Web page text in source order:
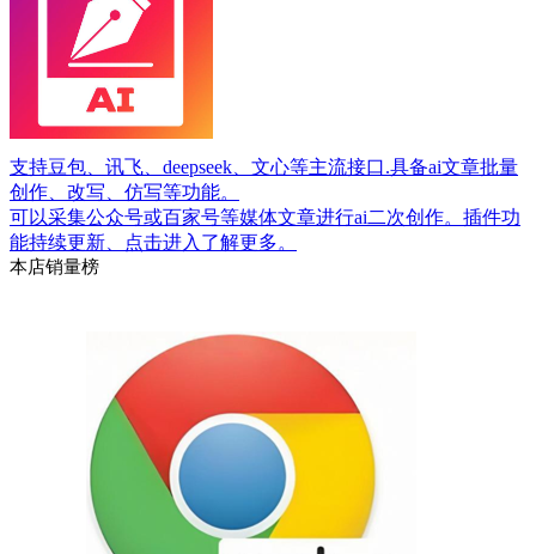
支持豆包、讯飞、deepseek、文心等主流接口.具备ai文章批量
创作、改写、仿写等功能。
可以采集公众号或百家号等媒体文章进行ai二次创作。插件功
能持续更新、点击进入了解更多。
本店销量榜